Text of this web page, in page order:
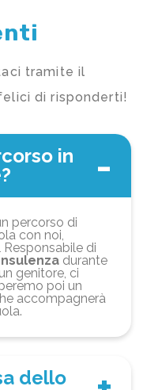
tramite il
di risponderti!
in
percorso di
con noi,
di
durante
genitore, ci
poi un
accompagnerà
dello